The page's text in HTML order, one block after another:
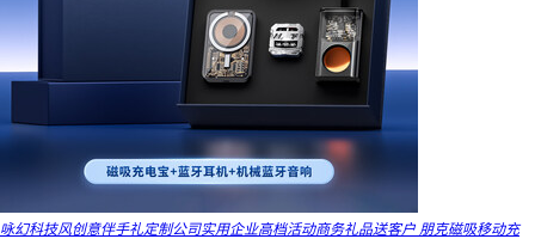
咏幻科技风创意伴手礼定制公司实用企业高档活动商务礼品送客户 朋克磁吸移动充